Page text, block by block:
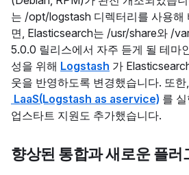
는 /opt/logstash 디렉터리를 사용해
면, Elasticsearch는 /usr/share와 /
5.0.0 릴리스에서 자주 듣게 될 테마
성을 위해 Logstash 가
웃을 반영하도록 변경했습니다. 또
LaaS(Logstash as aservice) 를
업스타트 지원도 추가했습니다.
향상된 통합과 새로운 플러